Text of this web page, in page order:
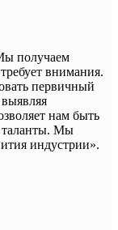
получаем
внимания.
первичный
нам быть
таланты. Мы
индустрии».